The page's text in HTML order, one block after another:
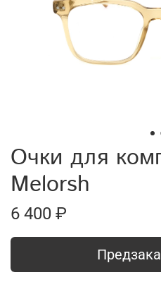
Очки для
Melorsh
6 400 ₽